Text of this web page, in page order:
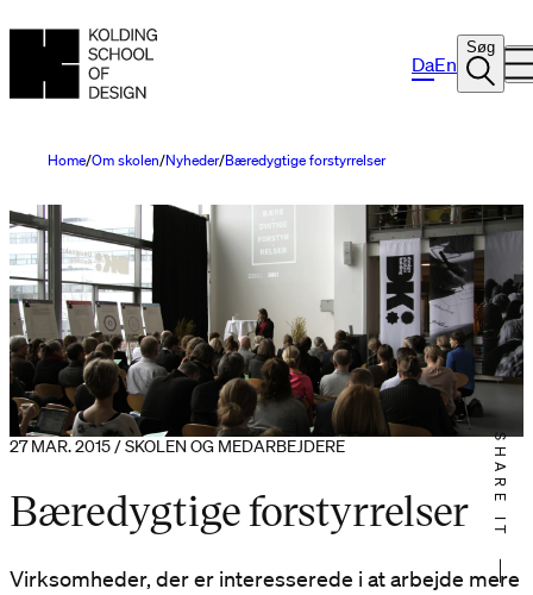
DaEn
Søg
Home Om skolen Nyheder Bæredygtige forstyrrelser
27 MAR. 2015 / SKOLEN OG MEDARBEJDERE
Bæredygtige forstyrrelser
Virksomheder, der er interesserede i at arbejde mere
SHARE IT